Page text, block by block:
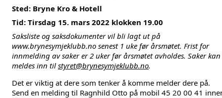
Sted: Bryne Kro & Hotell
Tid: Tirsdag 15. mars 2022 klokken 19.00
Saksliste og saksdokumenter vil bli lagt ut på
www.brynesymjeklubb.no senest 1 uke før årsmøtet. Frist for
innmelding av saker er 2 uker før årsmøtet avholdes. Saker kan
meldes inn til styret@brynesymjeklubb.no.
Det er viktig at dere som tenker å komme melder dere på.
Send en melding til Ragnhild Otto på mobil 45 20 00 41